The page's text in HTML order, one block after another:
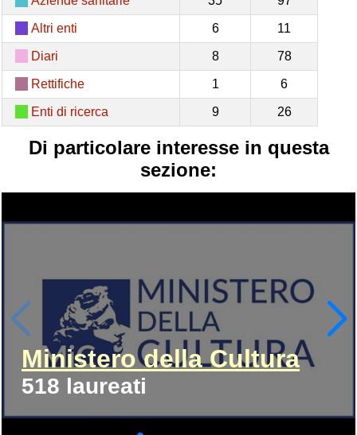
Altri enti 6 11
Diari 8 78
Rettifiche 1 6
Enti di ricerca 9 26
Di particolare interesse in questa
sezione:
Ministero della Cultura
518 laureati